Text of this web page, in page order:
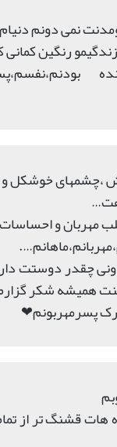
نمی دونم
رنگین
مهربان و
چقدر دوستت
همیشه شکر
پسرمهربونم❤
هات قشنگ تر از